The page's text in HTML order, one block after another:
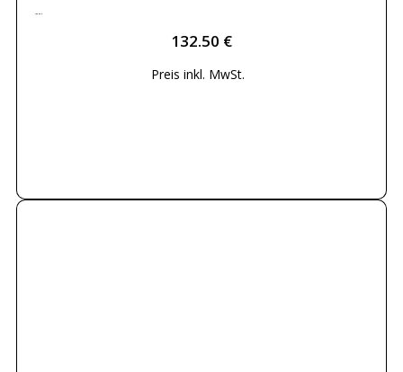
132.50 €
132.50 €
Preis inkl. MwSt.